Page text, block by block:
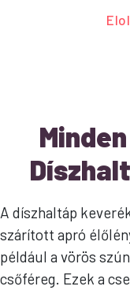
A díszhaltáp
szárított apró
például a vörös
csőféreg. Ezek a